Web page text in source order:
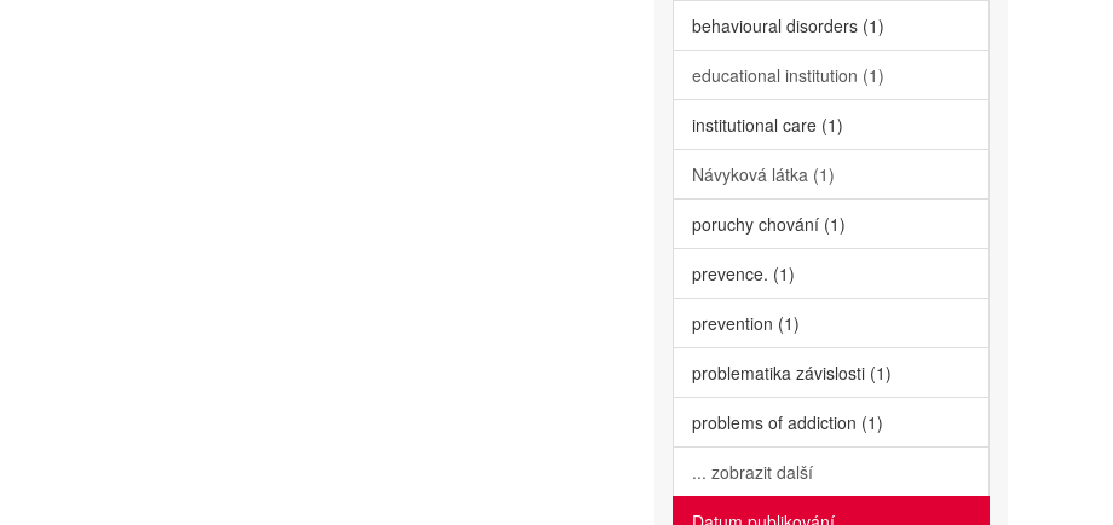
behavioural disorders (1)
educational institution (1)
institutional care (1)
Návyková látka (1)
poruchy chování (1)
prevence. (1)
prevention (1)
problematika závislosti (1)
problems of addiction (1)
... zobrazit další